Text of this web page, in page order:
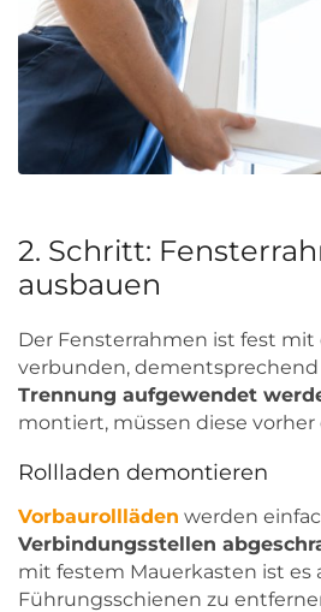
2. Schritt:
ausbauen
Der Fensterrahmen ist fest
verbunden, dementsprechend
Trennung aufgewendet
montiert, müssen diese
Rollladen demontieren
Vorbaurollläden werden
Verbindungsstellen
mit festem Mauerkasten ist es
Führungsschienen zu